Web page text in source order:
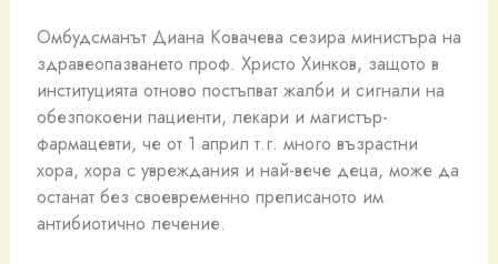
Омбудсманът Диана Ковачева сезира министъра на
здравеопазването проф. Христо Хинков, защото в
институцията отново постъпват жалби и сигнали на
обезпокоени пациенти, лекари и магистър-
фармацевти, че от 1 април т.г. много възрастни
хора, хора с увреждания и най-вече деца, може да
останат без своевременно преписаното им
антибиотично лечение.